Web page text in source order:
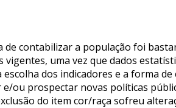
contabilizar a população foi
uma vez que dados
dos indicadores e a forma
ou prospectar novas políticas
do item cor/raça sofreu